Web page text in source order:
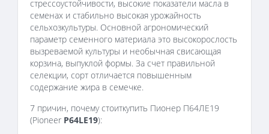
стрессоустойчивости, высокие показатели масла в
семенах и стабильно высокая урожайность
сельхозкультуры. Основной агрономический
параметр семенного материала это высокорослость
вызреваемой культуры и необычная свисающая
корзина, выпуклой формы. За счет правильной
селекции, сорт отличается повышенным
содержание жира в семечке.
7 причин, почему стоиткупить Пионер П64ЛЕ19
(Pioneer P64LE19):